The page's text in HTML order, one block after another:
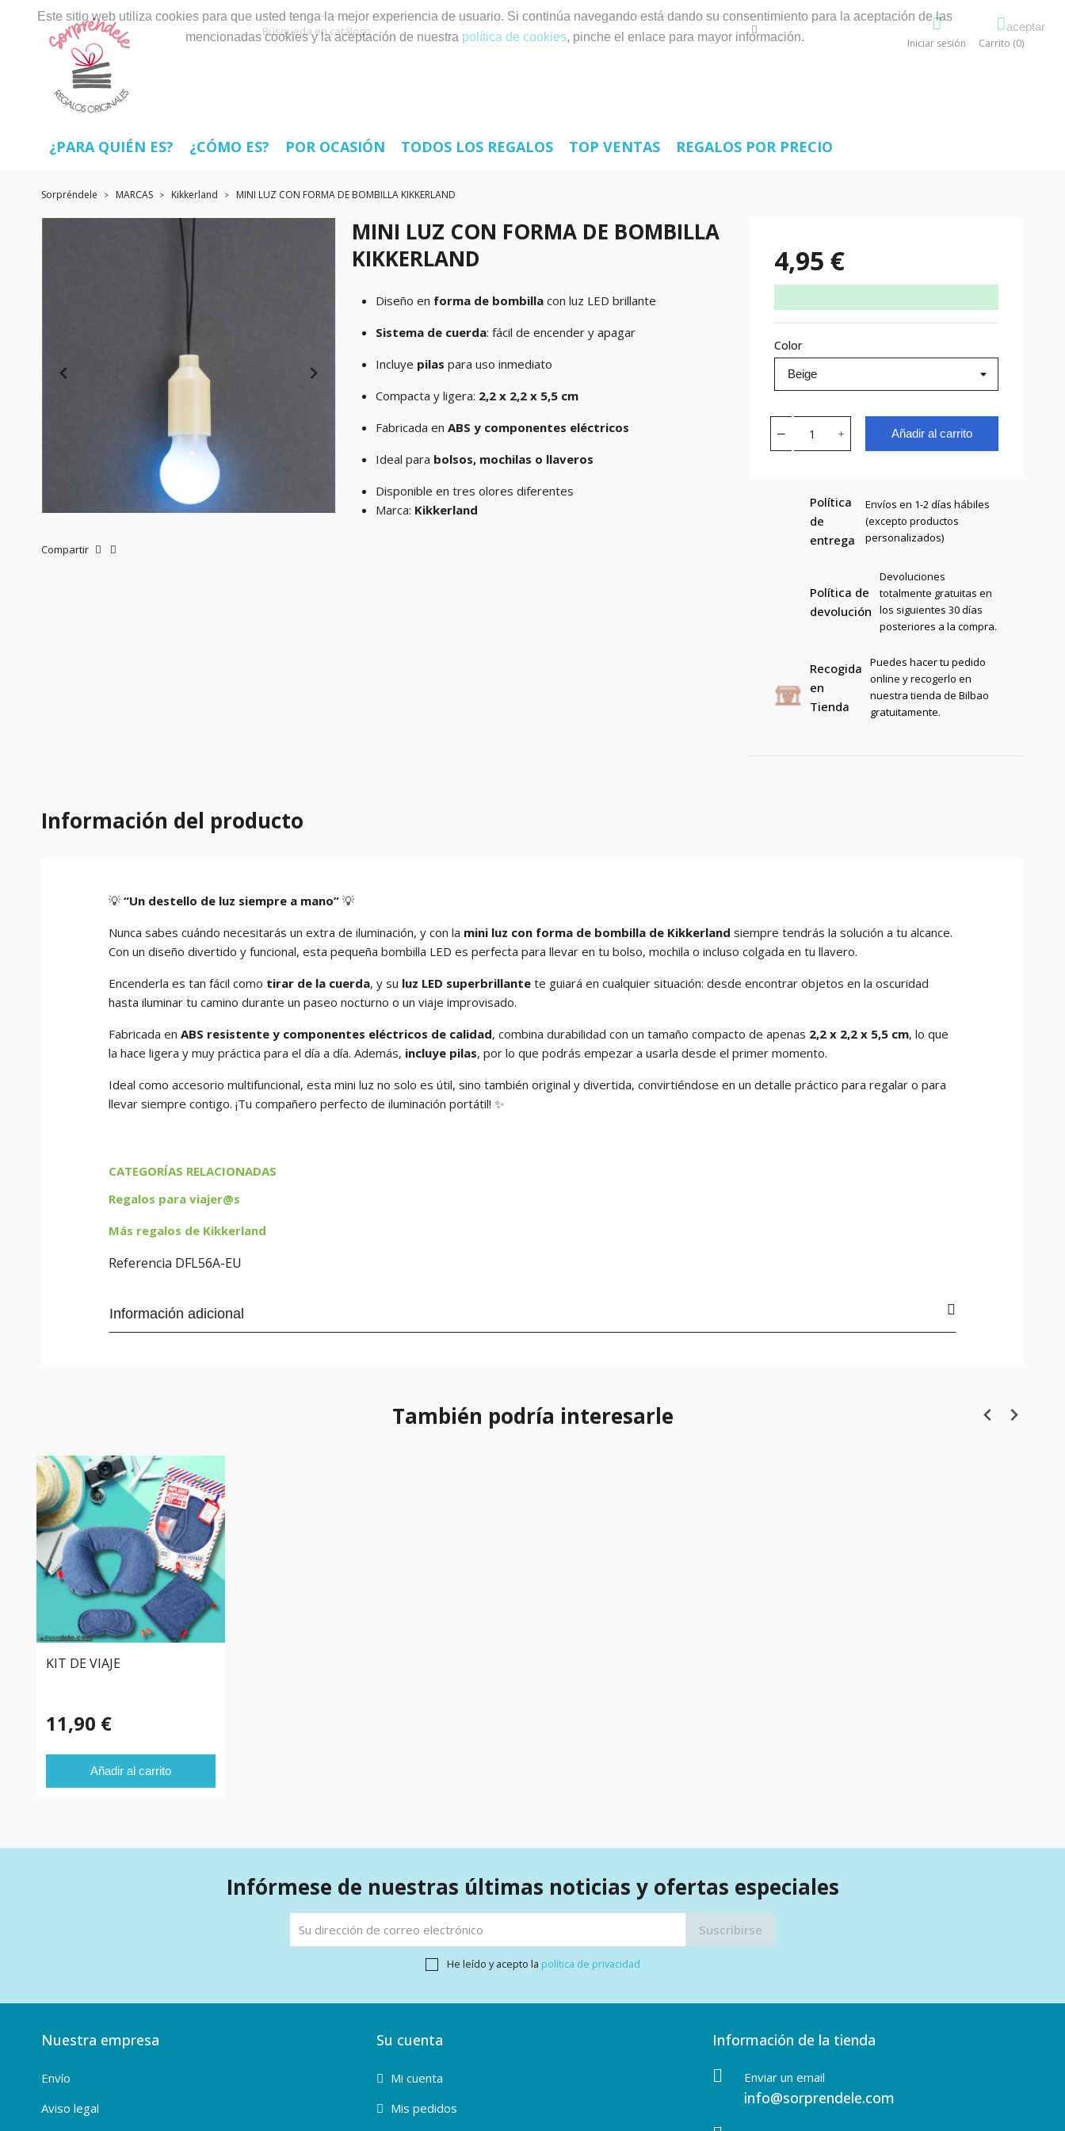
Este sitio web utiliza cookies para que usted tenga la mejor experiencia de usuario. Si continúa navegando está dando su consentimiento para la aceptación de las
mencionadas cookies y la aceptación de nuestra política de cookies, pinche el enlace para mayor información.
aceptar
Iniciar sesión
Carrito (0)
¿PARA QUIÉN ES? ¿CÓMO ES? POR OCASIÓN TODOS LOS REGALOS TOP VENTAS REGALOS POR PRECIO
Sorpréndele MARCAS Kikkerland MINI LUZ CON FORMA DE BOMBILLA KIKKERLAND
Compartir
MINI LUZ CON FORMA DE BOMBILLA
KIKKERLAND
Diseño en forma de bombilla con luz LED brillante
Sistema de cuerda: fácil de encender y apagar
Incluye pilas para uso inmediato
Compacta y ligera: 2,2 x 2,2 x 5,5 cm
Fabricada en ABS y componentes eléctricos
Ideal para bolsos, mochilas o llaveros
Disponible en tres olores diferentes
Marca: Kikkerland
4,95 €
Color
Añadir al carrito
Política
de
entrega
Envíos en 1-2 días hábiles
(excepto productos
personalizados)
Política de
devolución
Devoluciones
totalmente gratuitas en
los siguientes 30 días
posteriores a la compra.
Recogida
en
Tienda
Puedes hacer tu pedido
online y recogerlo en
nuestra tienda de Bilbao
gratuitamente.
Información del producto
💡 “Un destello de luz siempre a mano” 💡
Nunca sabes cuándo necesitarás un extra de iluminación, y con la mini luz con forma de bombilla de Kikkerland siempre tendrás la solución a tu alcance.
Con un diseño divertido y funcional, esta pequeña bombilla LED es perfecta para llevar en tu bolso, mochila o incluso colgada en tu llavero.
Encenderla es tan fácil como tirar de la cuerda, y su luz LED superbrillante te guiará en cualquier situación: desde encontrar objetos en la oscuridad
hasta iluminar tu camino durante un paseo nocturno o un viaje improvisado.
Fabricada en ABS resistente y componentes eléctricos de calidad, combina durabilidad con un tamaño compacto de apenas 2,2 x 2,2 x 5,5 cm, lo que
la hace ligera y muy práctica para el día a día. Además, incluye pilas, por lo que podrás empezar a usarla desde el primer momento.
Ideal como accesorio multifuncional, esta mini luz no solo es útil, sino también original y divertida, convirtiéndose en un detalle práctico para regalar o para
llevar siempre contigo. ¡Tu compañero perfecto de iluminación portátil! ✨
CATEGORÍAS RELACIONADAS
Regalos para viajer@s
Más regalos de Kikkerland
Referencia DFL56A-EU
Información adicional
También podría interesarle
KIT DE VIAJE
11,90 €
Añadir al carrito
Infórmese de nuestras últimas noticias y ofertas especiales
He leído y acepto la política de privacidad
Nuestra empresa
Envío
Aviso legal
Su cuenta
Mi cuenta
Mis pedidos
Información de la tienda
Enviar un email
info@sorprendele.com